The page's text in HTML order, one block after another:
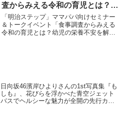
査からみえる令和の育児とは？幼
児の栄養不安を解消する 先輩マ
マ・キンタロー。さんの “無理し
すぎない”HAPPY育児のススメ」
「明治ステップ」ママパパ向けセミナー
＆トークイベント「食事調査からみえる
令和の育児とは？幼児の栄養不安を解消
日向坂46濱岸ひよりさんの1st写真集『も
しも』、花びらを浮かべた青空ジェット
バスでヘルシーな魅力が全開の先行カッ